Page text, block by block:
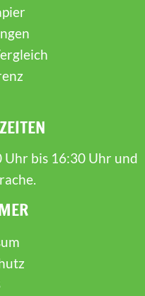
Uhr bis 16:30 Uhr und